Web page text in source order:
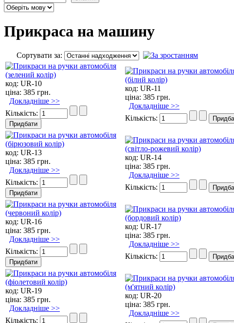
Прикраса на машину
Сортувати за:
код: UR-10
ціна: 385 грн.
Докладніше >>
Кількість:
код: UR-11
ціна: 385 грн.
Докладніше >>
Кількість:
код: UR-13
ціна: 385 грн.
Докладніше >>
Кількість:
код: UR-14
ціна: 385 грн.
Докладніше >>
Кількість:
код: UR-16
ціна: 385 грн.
Докладніше >>
Кількість:
код: UR-17
ціна: 385 грн.
Докладніше >>
Кількість:
код: UR-19
ціна: 385 грн.
Докладніше >>
Кількість:
код: UR-20
ціна: 385 грн.
Докладніше >>